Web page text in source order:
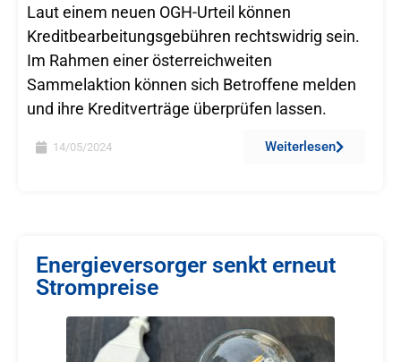
Laut einem neuen OGH-Urteil können
Kreditbearbeitungsgebühren rechtswidrig sein.
Im Rahmen einer österreichweiten
Sammelaktion können sich Betroffene melden
und ihre Kreditverträge überprüfen lassen.
14/05/2024 Weiterlesen
Energieversorger senkt erneut
Strompreise